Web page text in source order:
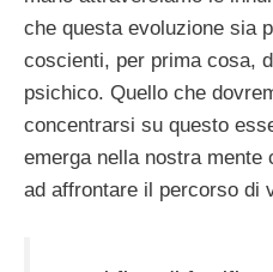
che questa evoluzione sia
coscienti, per prima cosa,
psichico. Quello che
concentrarsi su questo
emerga nella nostra
ad affrontare il percorso di